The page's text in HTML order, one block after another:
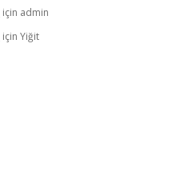
için admin
için Yiğit